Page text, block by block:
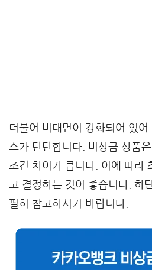
더불어 비대면이 강화되어 있어
스가 탄탄합니다. 비상금 상품
조건 차이가 큽니다. 이에 따라
고 결정하는 것이 좋습니다. 하
필히 참고하시기 바랍니다.